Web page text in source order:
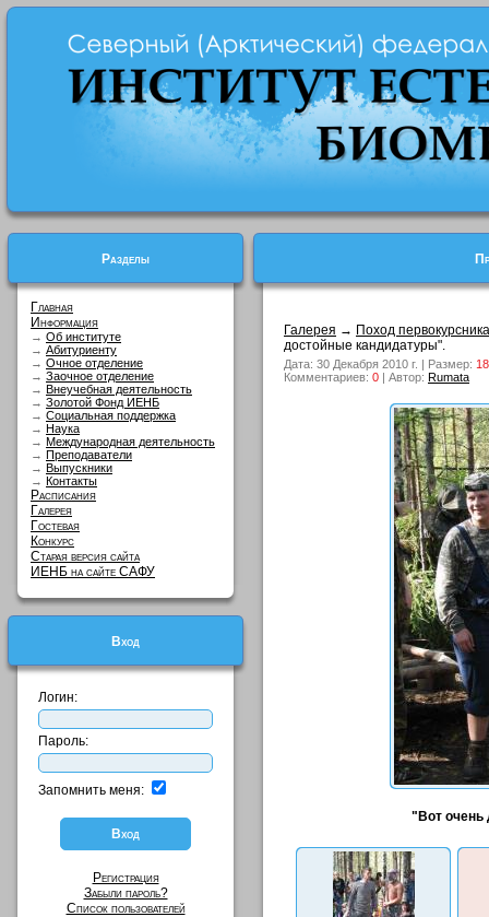
Разделы
Главная
Информация
→ Об институте
→ Абитуриенту
→ Очное отделение
→ Заочное отделение
→ Внеучебная деятельность
→ Золотой Фонд ИЕНБ
→ Социальная поддержка
→ Наука
→ Международная деятельность
→ Преподаватели
→ Выпускники
→ Контакты
Расписания
Галерея
Гостевая
Конкурс
Старая версия сайта
ИЕНБ на сайте САФУ
Вход
Логин:
Пароль:
Запомнить меня:
Регистрация
Забыли пароль?
Список пользователей
Галерея → Поход первокурсника
достойные кандидатуры".
Дата: 30 Декабря 2010 г. | Размер:
Комментариев: 0 | Автор: Rumata
"Вот очень